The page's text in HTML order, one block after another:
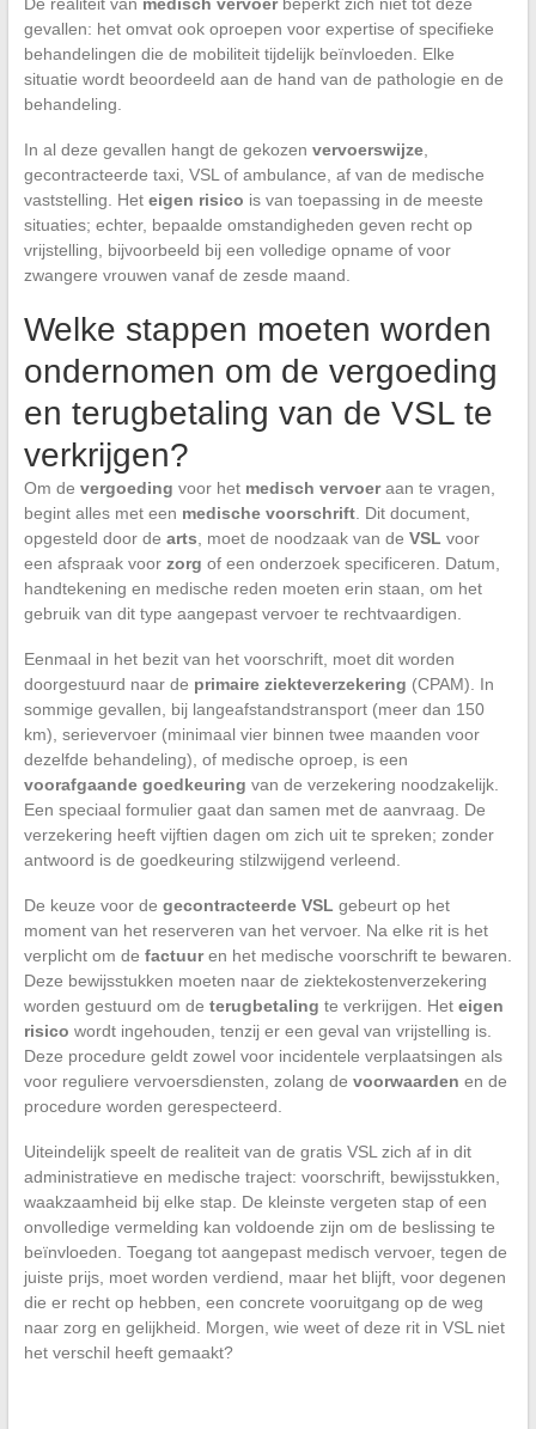
gevallen: het omvat ook oproepen voor expertise of specifieke
behandelingen die de mobiliteit tijdelijk beïnvloeden. Elke
situatie wordt beoordeeld aan de hand van de pathologie en de
behandeling.
In al deze gevallen hangt de gekozen vervoerswijze,
gecontracteerde taxi, VSL of ambulance, af van de medische
vaststelling. Het eigen risico is van toepassing in de meeste
situaties; echter, bepaalde omstandigheden geven recht op
vrijstelling, bijvoorbeeld bij een volledige opname of voor
zwangere vrouwen vanaf de zesde maand.
Welke stappen moeten worden
ondernomen om de vergoeding
en terugbetaling van de VSL te
verkrijgen?
Om de vergoeding voor het medisch vervoeraan te vragen,
begint alles met een medische voorschrift. Dit document,
opgesteld door de arts , moet de noodzaak van de VSL voor
een afspraak voor zorg of een onderzoek specificeren. Datum,
handtekening en medische reden moeten erin staan, om het
gebruik van dit type aangepast vervoer te rechtvaardigen.
Eenmaal in het bezit van het voorschrift, moet dit worden
doorgestuurd naar de primaire ziekteverzekering (CPAM). In
sommige gevallen, bij langeafstandstransport (meer dan 150
km), serievervoer (minimaal vier binnen twee maanden voor
dezelfde behandeling), of medische oproep, is een
voorafgaande goedkeuring van de verzekering noodzakelijk.
Een speciaal formulier gaat dan samen met de aanvraag. De
verzekering heeft vijftien dagen om zich uit te spreken; zonder
antwoord is de goedkeuring stilzwijgend verleend.
De keuze voor de gecontracteerde VSL gebeurt op het
moment van het reserveren van het vervoer. Na elke rit is het
verplicht om de factuuren het medische voorschrift te bewaren.
Deze bewijsstukken moeten naar de ziektekostenverzekering
worden gestuurd om de terugbetaling te verkrijgen. Het eigen
risico wordt ingehouden, tenzij er een geval van vrijstelling is.
Deze procedure geldt zowel voor incidentele verplaatsingen als
voor reguliere vervoersdiensten, zolang de voorwaarden en de
procedure worden gerespecteerd.
Uiteindelijk speelt de realiteit van de gratis VSL zich af in dit
administratieve en medische traject: voorschrift, bewijsstukken,
waakzaamheid bij elke stap. De kleinste vergeten stap of een
onvolledige vermelding kan voldoende zijn om de beslissing te
beïnvloeden. Toegang tot aangepast medisch vervoer, tegen de
juiste prijs, moet worden verdiend, maar het blijft, voor degenen
die er recht op hebben, een concrete vooruitgang op de weg
naar zorg en gelijkheid. Morgen, wie weet of deze rit in VSL niet
het verschil heeft gemaakt?